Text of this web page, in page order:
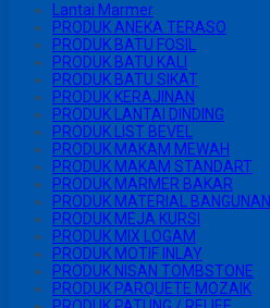
Lantai Marmer
PRODUK ANEKA TERASO
PRODUK BATU FOSIL
PRODUK BATU KALI
PRODUK BATU SIKAT
PRODUK KERAJINAN
PRODUK LANTAI DINDING
PRODUK LIST BEVEL
PRODUK MAKAM MEWAH
PRODUK MAKAM STANDART
PRODUK MARMER BAKAR
PRODUK MATERIAL BANGUNAN
PRODUK MEJA KURSI
PRODUK MIX LOGAM
PRODUK MOTIF INLAY
PRODUK NISAN TOMBSTONE
PRODUK PARQUETE MOZAIK